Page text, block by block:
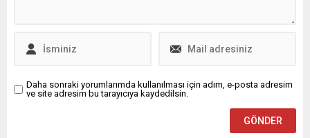
liglere tırmanmayı...
Daha sonraki yorumlarımda kullanılması için adım, e-posta adresim
ve site adresim bu tarayıcıya kaydedilsin.